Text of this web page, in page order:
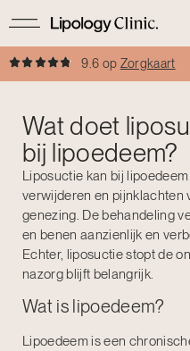
9.6 op Zorgkaart
Wat doet
bij lipoedeem?
Liposuctie kan bij
verwijderen en pijnklachten
genezing. De behandeling
en benen aanzienlijk en
Echter, liposuctie stopt de
nazorg blijft belangrijk.
Wat is lipoedeem?
Lipoedeem is een